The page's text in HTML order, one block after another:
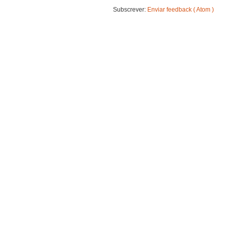
Subscrever: Enviar feedback ( Atom )